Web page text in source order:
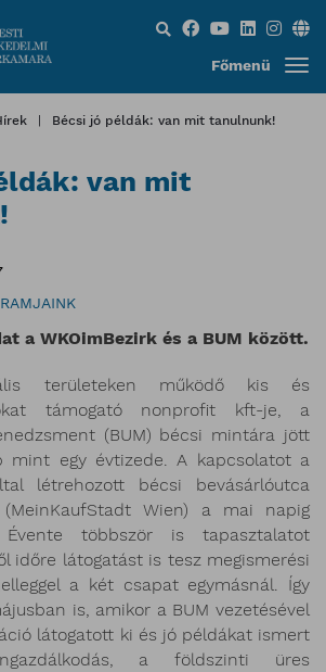
Keresés...
Főmenü
Bécsi jó példák: van mit tanulnunk!
van mit
a WKOimBezirk és a BUM között.
területeken működő kis és
támogató nonprofit kft-je, a
(BUM) bécsi mintára jött
mint egy évtizede. A kapcsolatot a
létrehozott bécsi bevásárlóutca
(MeinKaufStadt Wien) a mai napig
többször is tapasztalatot
időre látogatást is tesz megismerési
a két csapat egymásnál. Így
is, amikor a BUM vezetésével
látogatott ki és jó példákat ismert
a földszinti üres